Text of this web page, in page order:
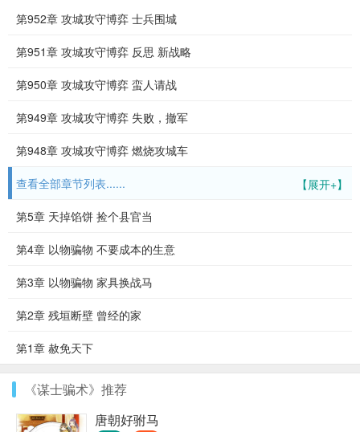
第952章 攻城攻守博弈 士兵围城
第951章 攻城攻守博弈 反思 新战略
第950章 攻城攻守博弈 蛮人请战
第949章 攻城攻守博弈 失败，撤军
第948章 攻城攻守博弈 燃烧攻城车
【展开+】
查看全部章节列表......
第5章 天掉馅饼 捡个县官当
第4章 以物骗物 不要成本的生意
第3章 以物骗物 家具换战马
第2章 残垣断壁 曾经的家
第1章 赦免天下
《谋士骗术》推荐
唐朝好驸马